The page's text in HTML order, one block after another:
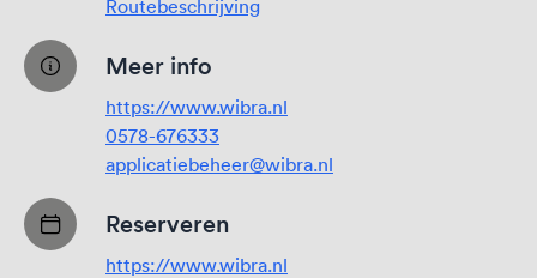
Routebeschrijving
Meer info
https://www.wibra.nl
0578-676333
applicatiebeheer@wibra.nl
Reserveren
https://www.wibra.nl